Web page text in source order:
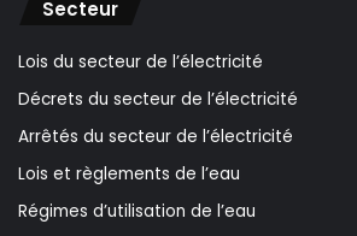
Secteur
Lois du secteur de l’électricité
Décrets du secteur de l’électricité
Arrêtés du secteur de l’électricité
Lois et règlements de l’eau
Régimes d’utilisation de l’eau